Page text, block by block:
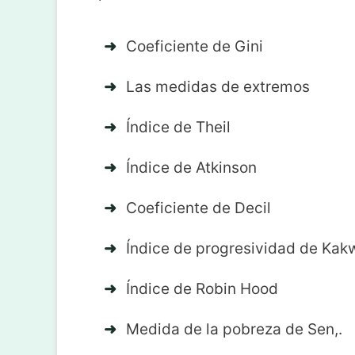
Coeficiente de Gini
Las medidas de extremos
Índice de Theil
Índice de Atkinson
Coeficiente de Decil
Índice de progresividad de
Índice de Robin Hood
Medida de la pobreza de Sen,.